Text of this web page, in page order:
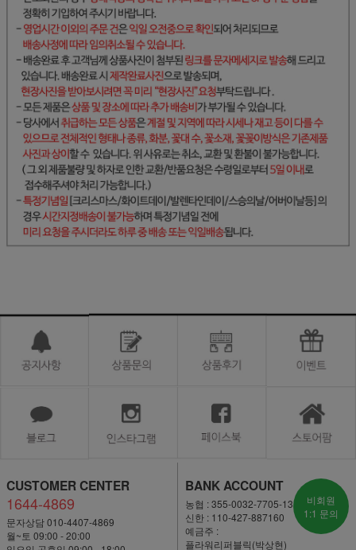
CUSTOMER CENTER
1644-4869
문자상담 010-4407-4869
월~토 09:00 - 20:00
BANK ACCOUNT
농협 : 355-0032-7705-13
신한 : 110-427-887160
예금주 :
플라워리퍼블릭(박상현)
비회원
1:1 문의